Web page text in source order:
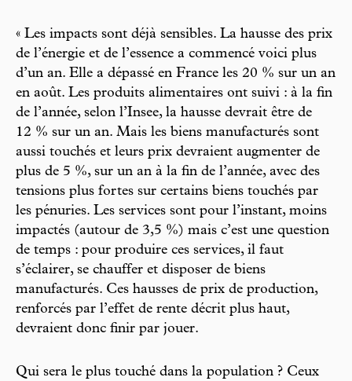
« Les impacts sont déjà sensibles. La hausse des prix
de l’énergie et de l’essence a commencé voici plus
d’un an. Elle a dépassé en France les 20 % sur un an
en août. Les produits alimentaires ont suivi : à la fin
de l’année, selon l’Insee, la hausse devrait être de
12 % sur un an. Mais les biens manufacturés sont
aussi touchés et leurs prix devraient augmenter de
plus de 5 %, sur un an à la fin de l’année, avec des
tensions plus fortes sur certains biens touchés par
les pénuries. Les services sont pour l’instant, moins
impactés (autour de 3,5 %) mais c’est une question
de temps : pour produire ces services, il faut
s’éclairer, se chauffer et disposer de biens
manufacturés. Ces hausses de prix de production,
renforcés par l’effet de rente décrit plus haut,
devraient donc finir par jouer.
Qui sera le plus touché dans la population ? Ceux